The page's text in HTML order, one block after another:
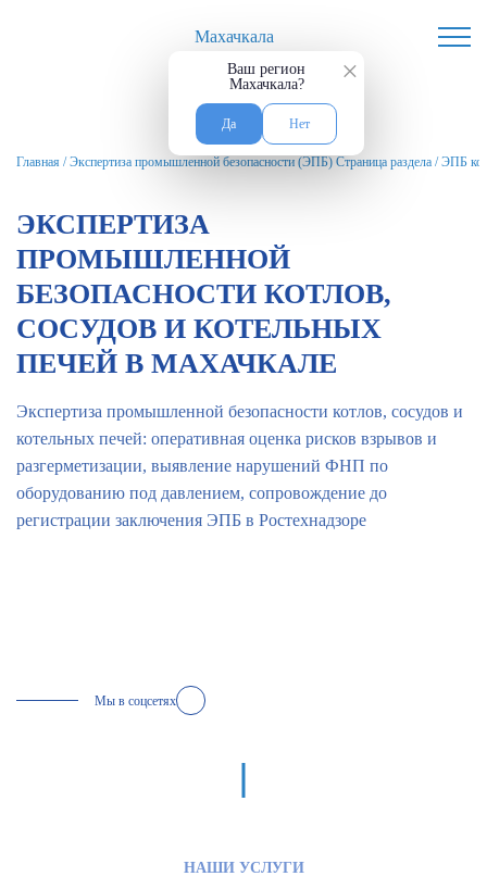
Махачкала
×
Ваш регион
Махачкала?
Да Нет
Главная /Экспертиза промышленной безопасности (ЭПБ) Страница раздела /ЭПБ
ЭКСПЕРТИЗА
ПРОМЫШЛЕННОЙ
БЕЗОПАСНОСТИ КОТЛОВ,
СОСУДОВ И КОТЕЛЬНЫХ
ПЕЧЕЙ В МАХАЧКАЛЕ
Экспертиза промышленной безопасности котлов, сосудов и
котельных печей: оперативная оценка рисков взрывов и
разгерметизации, выявление нарушений ФНП по
оборудованию под давлением, сопровождение до
регистрации заключения ЭПБ в Ростехнадзоре
Мы в соцсетях
НАШИ УСЛУГИ